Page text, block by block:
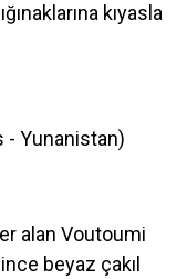
kıyasla
- Yunanistan)
alan Voutoumi
beyaz çakıl